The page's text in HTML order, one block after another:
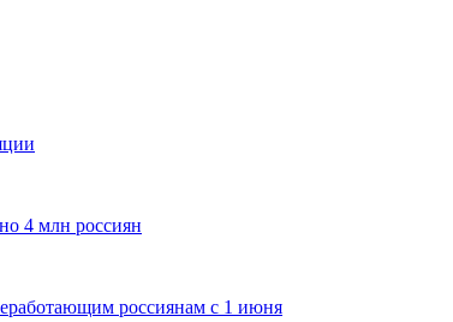
4 млн россиян
россиянам с 1 июня